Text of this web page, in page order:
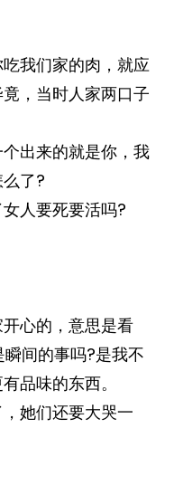
我们家的肉，就应
，当时人家两口子
出来的就是你，我
了?
人要死要活吗?
心的，意思是看
间的事吗?是我不
品味的东西。
她们还要大哭一